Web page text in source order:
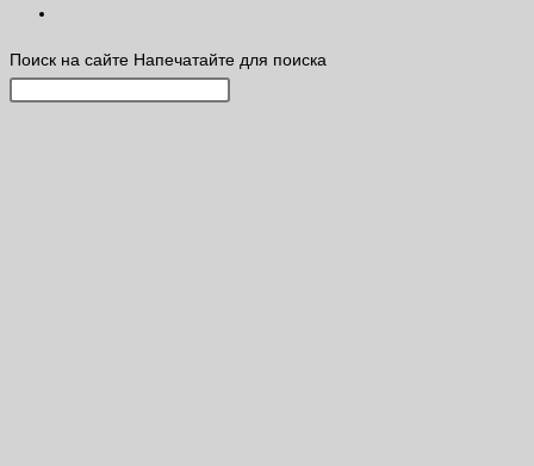
Поиск на сайте Напечатайте для поиска